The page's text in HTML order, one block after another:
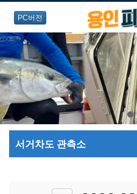
PC버전
서거차도 관측소